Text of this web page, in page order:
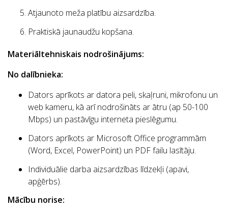
Atjaunoto meža platību aizsardzība.
Praktiskā jaunaudžu kopšana.
Materiāltehniskais nodrošinājums:
No dalībnieka:
Dators aprīkots ar datora peli, skaļruni, mikrofonu un
web kameru, kā arī nodrošināts ar ātru (ap 50-100
Mbps) un pastāvīgu interneta pieslēgumu.
Dators aprīkots ar Microsoft Office programmām
(Word, Excel, PowerPoint) un PDF failu lasītāju.
Individuālie darba aizsardzības līdzekļi (apavi,
apģērbs).
Mācību norise: